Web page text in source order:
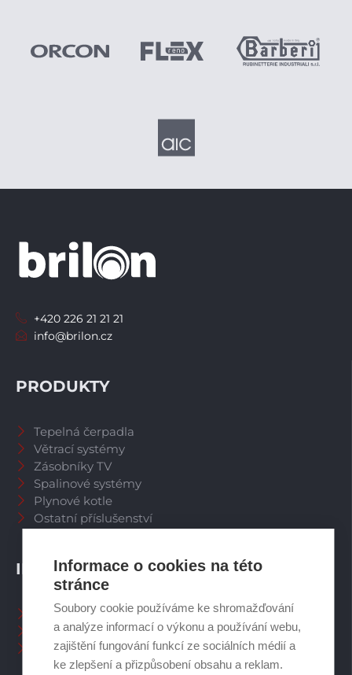
Informace o cookies na této
stránce
Soubory cookie používáme ke shromažďování
a analýze informací o výkonu a používání webu,
zajištění fungování funkcí ze sociálních médií a
ke zlepšení a přizpůsobení obsahu a reklam.
INFORMACE
Naši pracovníci CZ
Naši pracovníci SK
Ochrana osobních údajů
PRODUKTY
Tepelná čerpadla
Větrací systémy
Zásobníky TV
Spalinové systémy
Plynové kotle
Ostatní příslušenství
+420 226 21 21 21
info@brilon.cz